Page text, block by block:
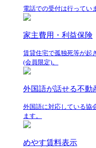
電話での受付は行ってい
家主費用・利益保険
賃貸住宅で孤独死等が起
(会員限定)。
外国語が話せる不動
外国語に対応している協
ます。
めやす賃料表示